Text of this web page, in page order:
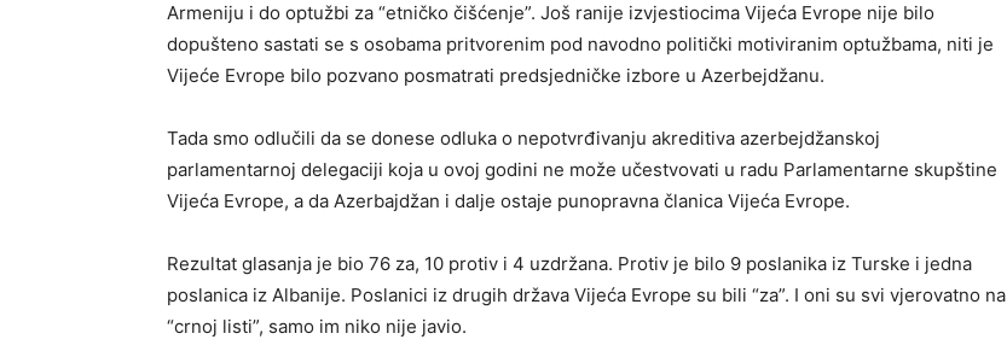
Armeniju i do optužbi za “etničko čišćenje”. Još ranije izvjestiocima Vijeća Evrope nije bilo
dopušteno sastati se s osobama pritvorenim pod navodno politički motiviranim optužbama, niti je
Vijeće Evrope bilo pozvano posmatrati predsjedničke izbore u Azerbejdžanu.
Tada smo odlučili da se donese odluka o nepotvrđivanju akreditiva azerbejdžanskoj
parlamentarnoj delegaciji koja u ovoj godini ne može učestvovati u radu Parlamentarne skupštine
Vijeća Evrope, a da Azerbajdžan i dalje ostaje punopravna članica Vijeća Evrope.
Rezultat glasanja je bio 76 za, 10 protiv i 4 uzdržana. Protiv je bilo 9 poslanika iz Turske i jedna
poslanica iz Albanije. Poslanici iz drugih država Vijeća Evrope su bili “za”. I oni su svi vjerovatno na
“crnoj listi”, samo im niko nije javio.